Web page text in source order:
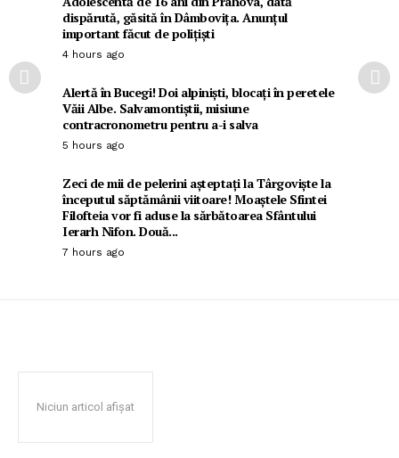
dispărută, găsită în Dâmbovița. Anunțul
important făcut de polițiști
4 hours ago
Alertă în Bucegi! Doi alpiniști, blocați în peretele
Văii Albe. Salvamontiștii, misiune
contracronometru pentru a-i salva
5 hours ago
Zeci de mii de pelerini așteptați la Târgoviște la
începutul săptămânii viitoare! Moaștele Sfintei
Filofteia vor fi aduse la sărbătoarea Sfântului
Ierarh Nifon. Două...
7 hours ago
Niciun articol afișat